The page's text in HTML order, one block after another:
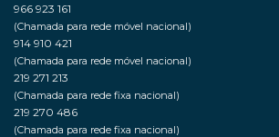
966 923 161
(Chamada para rede móvel nacional)
914 910 421
(Chamada para rede móvel nacional)
219 271 213
(Chamada para rede fixa nacional)
219 270 486
(Chamada para rede fixa nacional)